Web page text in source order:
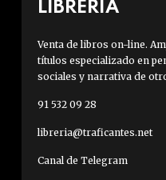
LIBRERÍA
Venta de libros on-line.
títulos especializado en
sociales y narrativa de
91 532 09 28
libreria@traficantes.net
Canal de Telegram